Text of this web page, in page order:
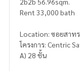
Rent 33,000 bath
Location: ซอยสาทร
โครงการ: Centric
A) 28 ชั้น